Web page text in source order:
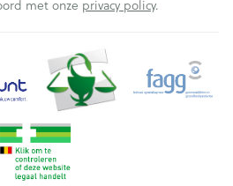
met onze privacy policy.